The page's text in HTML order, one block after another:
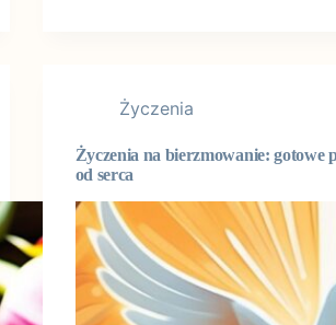
Życzenia
Życzenia na bierzmowanie: gotowe
od serca